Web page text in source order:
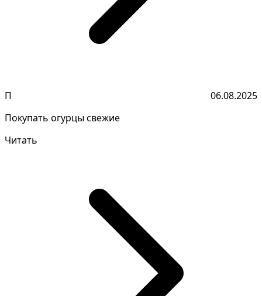
П
06.08.2025
Покупать огурцы свежие
Читать